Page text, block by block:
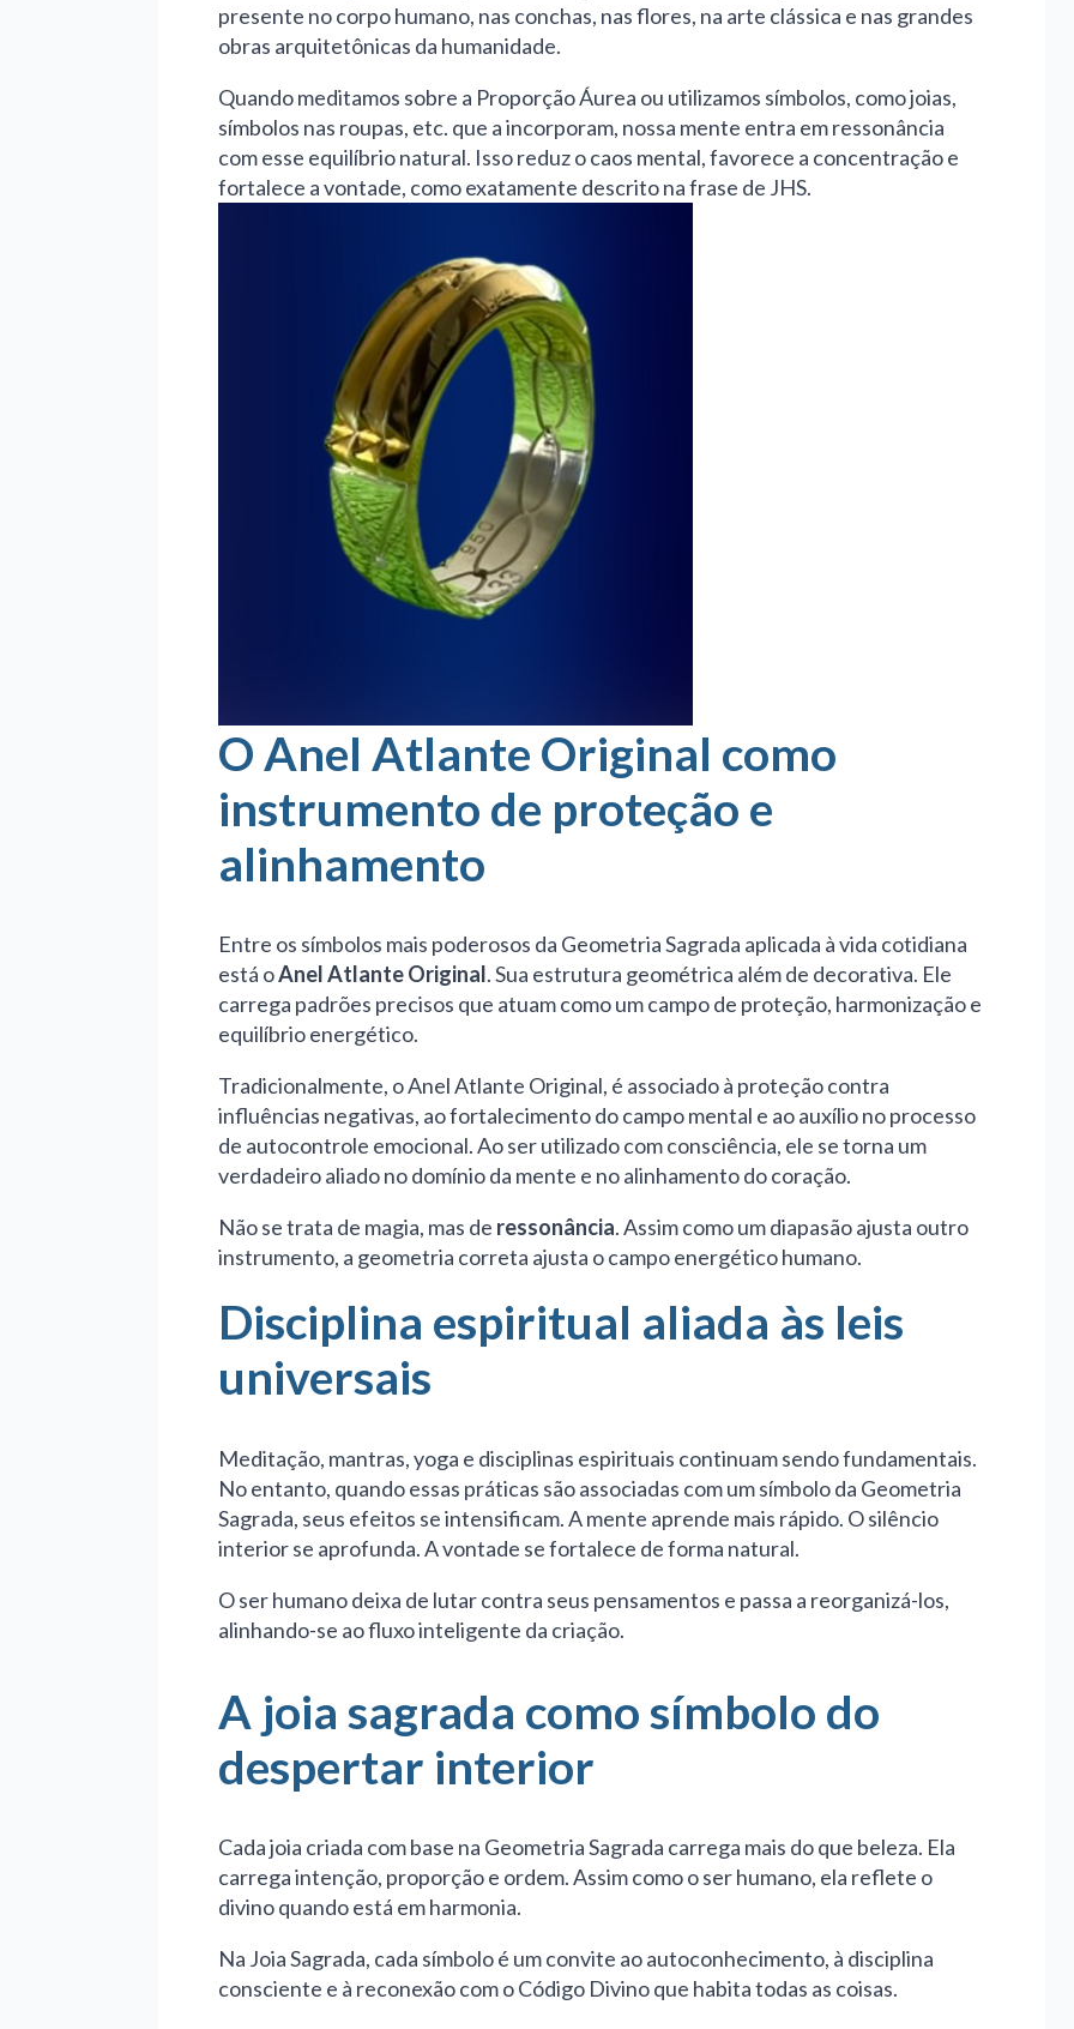
presente no corpo humano, nas conchas, nas flores, na arte clássica e nas grandes
obras arquitetônicas da humanidade.
Quando meditamos sobre a Proporção Áurea ou utilizamos símbolos, como joias,
símbolos nas roupas, etc. que a incorporam, nossa mente entra em ressonância
com esse equilíbrio natural. Isso reduz o caos mental, favorece a concentração e
fortalece a vontade, como exatamente descrito na frase de JHS.
O Anel Atlante Original como
instrumento de proteção e
alinhamento
Entre os símbolos mais poderosos da Geometria Sagrada aplicada à vida cotidiana
está oAnel Atlante Original. Sua estrutura geométrica além de decorativa. Ele
carrega padrões precisos que atuam como um campo de proteção, harmonização e
equilíbrio energético.
Tradicionalmente, o Anel Atlante Original, é associado à proteção contra
influências negativas, ao fortalecimento do campo mental e ao auxílio no processo
de autocontrole emocional. Ao ser utilizado com consciência, ele se torna um
verdadeiro aliado no domínio da mente e no alinhamento do coração.
Não se trata de magia, mas de ressonância. Assim como um diapasão ajusta outro
instrumento, a geometria correta ajusta o campo energético humano.
Disciplina espiritual aliada às leis
universais
Meditação, mantras, yoga e disciplinas espirituais continuam sendo fundamentais.
No entanto, quando essas práticas são associadas com um símbolo da Geometria
Sagrada, seus efeitos se intensificam. A mente aprende mais rápido. O silêncio
interior se aprofunda. A vontade se fortalece de forma natural.
O ser humano deixa de lutar contra seus pensamentos e passa a reorganizá-los,
alinhando-se ao fluxo inteligente da criação.
A joia sagrada como símbolo do
despertar interior
Cada joia criada com base na Geometria Sagrada carrega mais do que beleza. Ela
carrega intenção, proporção e ordem. Assim como o ser humano, ela reflete o
divino quando está em harmonia.
Na Joia Sagrada, cada símbolo é um convite ao autoconhecimento, à disciplina
consciente e à reconexão com o Código Divino que habita todas as coisas.